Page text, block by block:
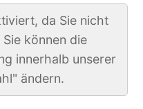
da Sie nicht
können die
innerhalb unserer
ändern.